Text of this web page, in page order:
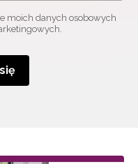
moich danych osobowych